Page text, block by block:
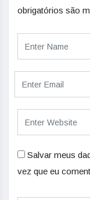
obrigatórios são
Salvar meus
vez que eu